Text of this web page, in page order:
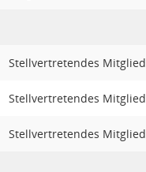
Stellvertretendes Mitglied
Stellvertretendes Mitglied
Stellvertretendes Mitglied